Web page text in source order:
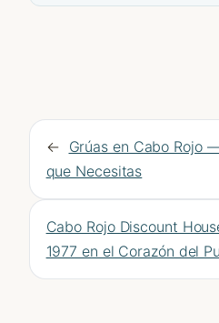
← Grúas en Cabo Rojo
que Necesitas
Cabo Rojo Discount
1977 en el Corazón del